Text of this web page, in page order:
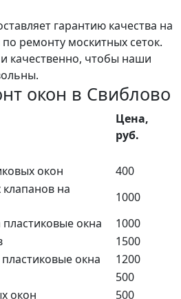
гарантию качества на
ремонту москитных сеток.
качественно, чтобы наши
окон в Свиблово
Цена,
руб.
окон
400
на
1000
окна
1000
1500
окна
1200
500
окон
500